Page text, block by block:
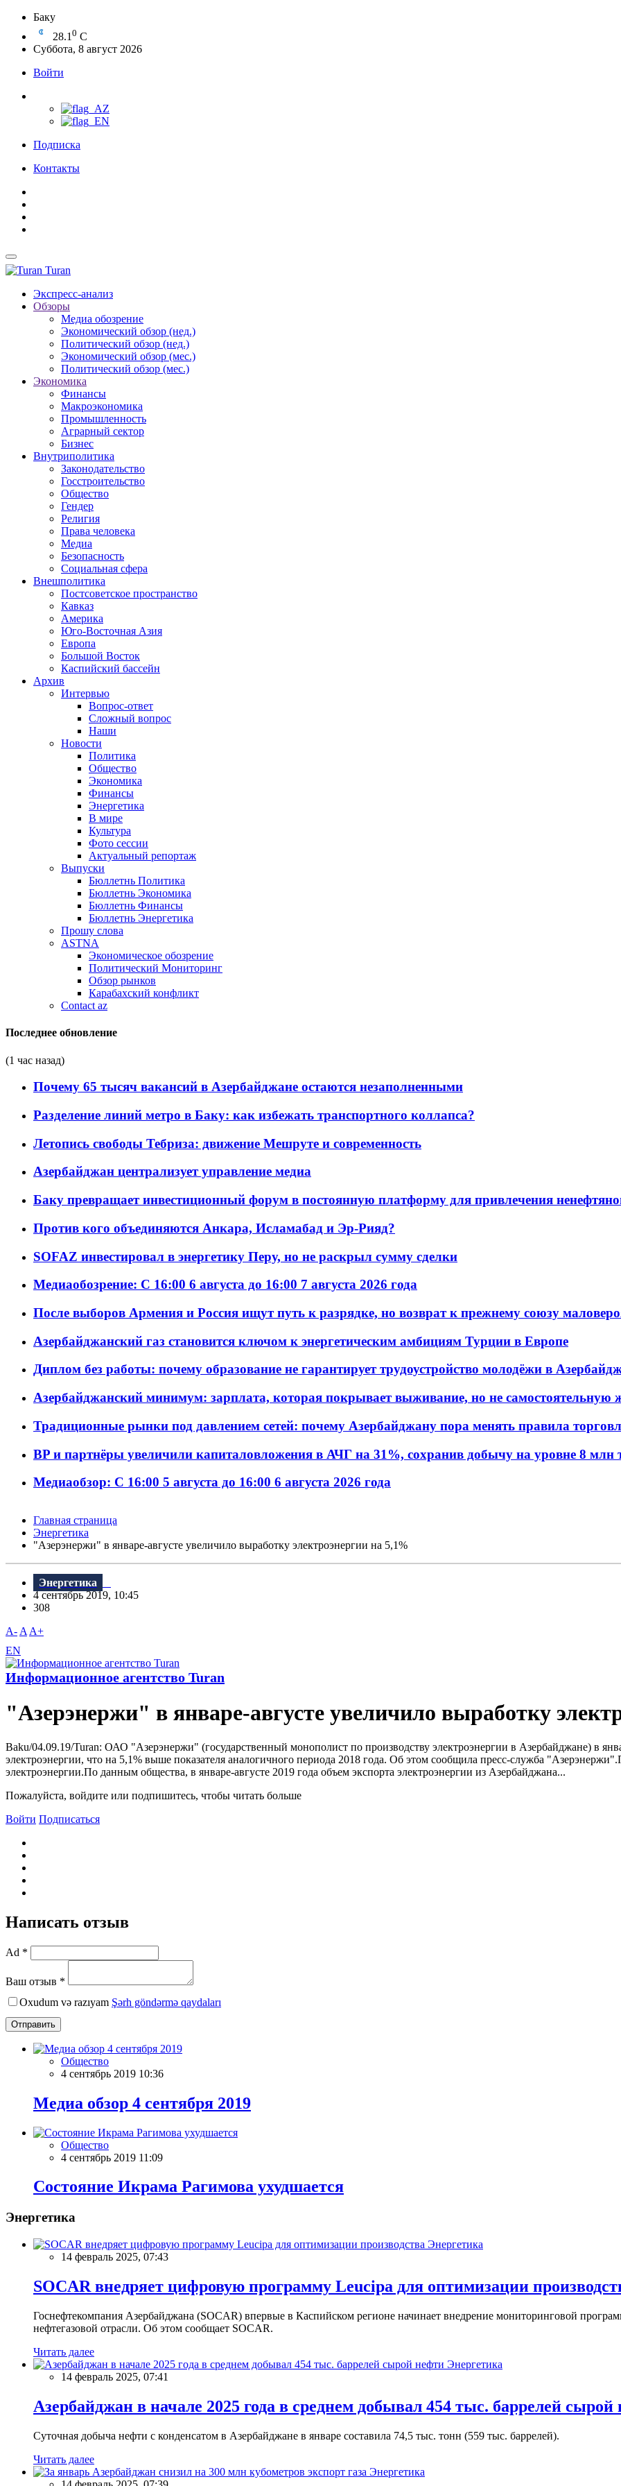
Баку
28.1 0 C
Суббота, 8 август 2026
Войти
Подписка
Контакты
Turan
Экспресс-анализ
Обзоры
Медиа обозрение
Экономический обзор (нед.)
Политический обзор (нед.)
Экономический обзор (мес.)
Политический обзор (мес.)
Экономика
Финансы
Макроэкономика
Промышленность
Аграрный сектор
Бизнес
Внутриполитика
Законодательство
Госстроительство
Общество
Гендер
Религия
Права человека
Медиа
Безопасность
Социальная сфера
Внешполитика
Постсоветское пространство
Кавказ
Америка
Юго-Восточная Азия
Европа
Большой Восток
Каспийский бассейн
Архив
Интервью
Вопрос-ответ
Сложный вопрос
Наши
Новости
Политика
Общество
Экономика
Финансы
Энергетика
В мире
Культура
Фото сессии
Актуальный репортаж
Выпуски
Бюллетнь Политика
Бюллетнь Экономика
Бюллетнь Финансы
Бюллетнь Энергетика
Прошу слова
ASTNA
Экономическое обозрение
Политический Мониторинг
Обзор рынков
Карабахский конфликт
Contact az
Последнее обновление
(1 час назад)
Почему 65 тысяч вакансий в Азербайджане остаются незаполненными
Разделение линий метро в Баку: как избежать транспортного коллапса?
Летопись свободы Тебриза: движение Мешруте и современность
Азербайджан централизует управление медиа
Баку превращает инвестиционный форум в постоянную платформу для привлечения
Против кого объединяются Анкара, Исламабад и Эр-Рияд?
SOFAZ инвестировал в энергетику Перу, но не раскрыл сумму сделки
Медиаобозрение: С 16:00 6 августа до 16:00 7 августа 2026 года
После выборов Армения и Россия ищут путь к разрядке, но возврат к прежнему союзу
Азербайджанский газ становится ключом к энергетическим амбициям Турции в Европе
Диплом без работы: почему образование не гарантирует трудоустройство молодёжи в
Азербайджанский минимум: зарплата, которая покрывает выживание, но не самостоятельную
Традиционные рынки под давлением сетей: почему Азербайджану пора менять правила
BP и партнёры увеличили капиталовложения в АЧГ на 31%, сохранив добычу на уровне 8 млн
Медиаобзор: С 16:00 5 августа до 16:00 6 августа 2026 года
Главная страница
Энергетика
"Азерэнержи" в январе-августе увеличило выработку электроэнергии на 5,1%
Энергетика
4 сентябрь 2019, 10:45
308
A- A A+
EN
Информационное агентство Turan
"Азерэнержи" в январе-августе увеличило выработку
Baku/04.09.19/Turan: ОАО "Азерэнержи" (государственный монополист по производству электроэнергии в Азербайджане) в
электроэнергии, что на 5,1% выше показателя аналогичного периода 2018 года. Об этом сообщила пресс-служба
электроэнергии.По данным общества, в январе-августе 2019 года объем экспорта электроэнергии из Азербайджана...
Пожалуйста, войдите или подпишитесь, чтобы читать больше
Войти Подписаться
Написать отзыв
Ad *
Ваш отзыв *
Oxudum və razıyam Şərh göndərmə qaydaları
Отправить
Общество
4 сентябрь 2019 10:36
Meдиа обзор 4 сентября 2019
Общество
4 сентябрь 2019 11:09
Состояние Икрама Рагимова ухудшается
Энергетика
Энергетика
14 февраль 2025, 07:43
SOCAR внедряет цифровую программу Leucipa для оптимизации
Госнефтекомпания Азербайджана (SOCAR) впервые в Каспийском регионе начинает внедрение мониторинговой
нефтегазовой отрасли. Об этом сообщает SOCAR.
Читать далее
Энергетика
14 февраль 2025, 07:41
Азербайджан в начале 2025 года в среднем добывал 454 тыс. баррелей сырой
Суточная добыча нефти с конденсатом в Азербайджане в январе составила 74,5 тыс. тонн (559 тыс. баррелей).
Читать далее
Энергетика